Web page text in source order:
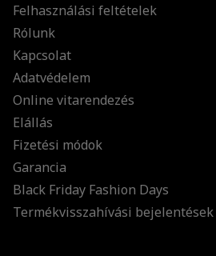
Felhasználási feltételek
Rólunk
Kapcsolat
Adatvédelem
Online vitarendezés
Elállás
Fizetési módok
Garancia
Black Friday Fashion Days
Termékvisszahívási bejelentések